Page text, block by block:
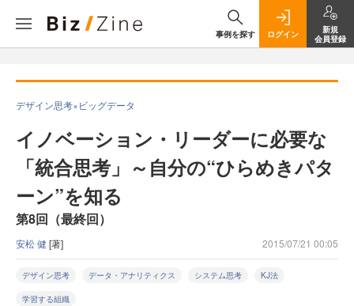
事例を探す ログイン
新規
会員登録
デザイン思考×ビッグデータ
イノベーション・リーダーに必要な
「統合思考」～自分の“ひらめきパタ
ーン”を知る
第8回（最終回）
安松 健 [著] 2015/07/21 00:05
デザイン思考 データ・アナリティクス システム思考 KJ法
学習する組織